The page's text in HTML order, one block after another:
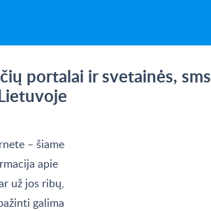
portalai ir svetainės, sms
– šiame
apie
už jos ribų,
galima